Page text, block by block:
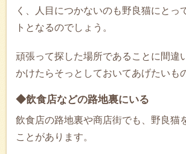
く、人目につかないのも野良猫にとっ
トとなるのでしょう。
頑張って探した場所であることに間違
かけたらそっとしておいてあげたいも
◆飲食店などの路地裏にいる
飲食店の路地裏や商店街でも、野良猫
ことがあります。